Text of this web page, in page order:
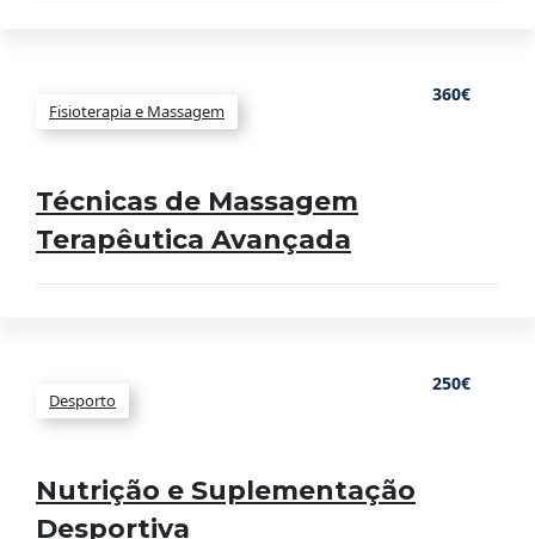
Fisioterapia e Massagem
360€
Técnicas de Massagem
Terapêutica Avançada
Desporto
250€
Nutrição e Suplementação
Desportiva